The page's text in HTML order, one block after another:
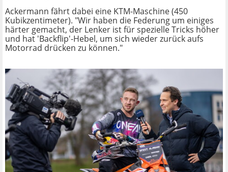
Ackermann fährt dabei eine KTM-Maschine (450
Kubikzentimeter). "Wir haben die Federung um einiges
härter gemacht, der Lenker ist für spezielle Tricks höher
und hat 'Backflip'-Hebel, um sich wieder zurück aufs
Motorrad drücken zu können."